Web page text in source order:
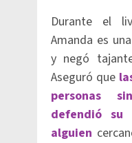
Durante el
Amanda es
y negó
Aseguró que
personas
defendió su
alguien